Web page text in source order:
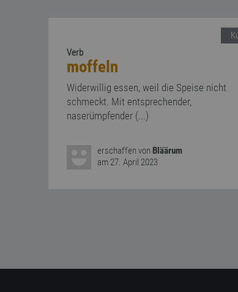
Verb
moffeln
Widerwillig essen, weil die Speise nicht
schmeckt. Mit entsprechender,
naserümpfender (...)
erschaffen von Bläärum
am 27. April 2023